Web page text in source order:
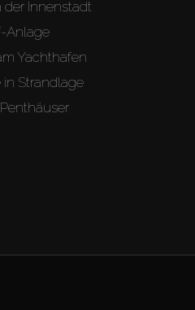
Innenstadt
Anlage
Yachthafen
in Strandlage